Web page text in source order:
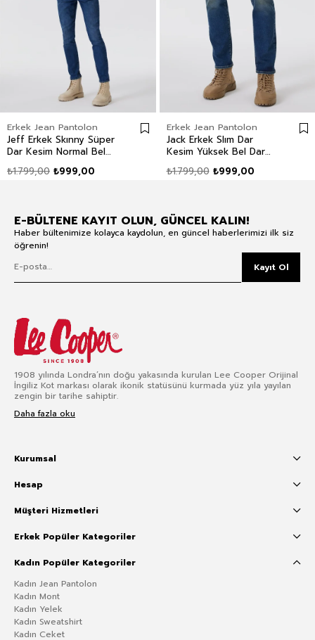
Erkek Jean Pantolon
Jeff Erkek Skınny Süper
Dar Kesim Normal Bel
Mavi
₺999,00
₺1.799,00
Erkek Jean Pantolon
Jack Erkek Slım Dar
Kesim Yüksek Bel Dar
₺999,00
₺1.799,00
E-BÜLTENE KAYIT OLUN, GÜNCEL KALIN!
Haber bültenimize kolayca kaydolun, en güncel haberlerimizi ilk siz
öğrenin!
Kayıt Ol
1908 yılında Londra’nın doğu yakasında kurulan Lee Cooper Orijinal
İngiliz Kot markası olarak ikonik statüsünü kurmada yüz yıla yayılan
zengin bir tarihe sahiptir.
Daha fazla oku
Kurumsal
Hesap
Müşteri Hizmetleri
Erkek Popüler Kategoriler
Kadın Popüler Kategoriler
Kadın Jean Pantolon
Kadın Mont
Kadın Yelek
Kadın Sweatshirt
Kadın Ceket